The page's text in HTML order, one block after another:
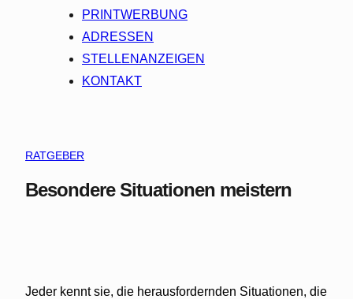
PRINTWERBUNG
ADRESSEN
STELLENANZEIGEN
KONTAKT
RATGEBER
Besondere Situationen meistern
Jeder kennt sie, die herausfordernden Situationen, die